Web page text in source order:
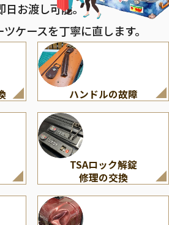
日お渡し可能。
ケースを丁寧に直します。
ハンドルの故障
TSAロック解錠
修理の交換